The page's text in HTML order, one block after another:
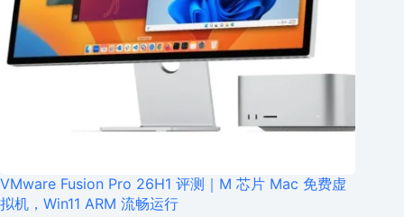
VMware Fusion Pro 26H1 评测｜M 芯片 Mac 免费虚
拟机，Win11 ARM 流畅运行